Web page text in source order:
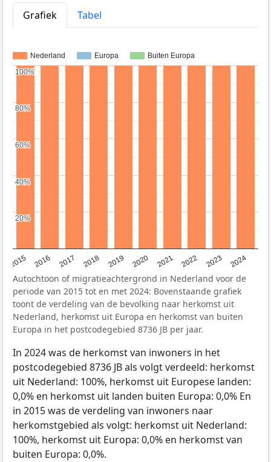
Grafiek
Tabel
Nederland Europa Buiten Europa
2015 2016 2017 2018 2019 2020 2021 2022 2023 2024
20%
20%
40%
40%
60%
60%
80%
80%
100%
100%
Autochtoon of migratieachtergrond in Nederland voor de
periode van 2015 tot en met 2024: Bovenstaande grafiek
toont de verdeling van de bevolking naar herkomst uit
Nederland, herkomst uit Europa en herkomst van buiten
Europa in het postcodegebied 8736 JB per jaar.
In 2024 was de herkomst van inwoners in het
postcodegebied 8736 JB als volgt verdeeld: herkomst
uit Nederland: 100%, herkomst uit Europese landen:
0,0% en herkomst uit landen buiten Europa: 0,0% En
in 2015 was de verdeling van inwoners naar
herkomstgebied als volgt: herkomst uit Nederland:
100%, herkomst uit Europa: 0,0% en herkomst van
buiten Europa: 0,0%.